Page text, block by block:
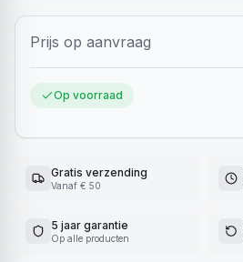
Prijs op aanvraag
Op voorraad
Gratis verzending
Vanaf € 50
5 jaar garantie
Op alle producten